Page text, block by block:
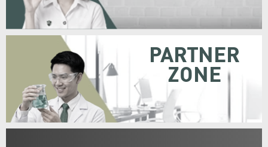
PARTNER
ZONE